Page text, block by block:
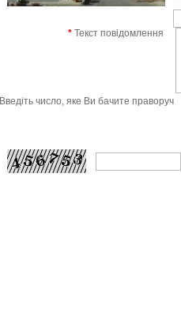
* Текст повідомлення
Введіть число, яке Ви бачите праворуч